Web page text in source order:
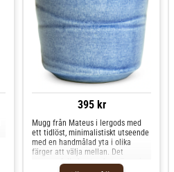
395 kr
Mugg från Mateus i lergods med
ett tidlöst, minimalistiskt utseende
med en handmålad yta i olika
färger att välja mellan. Det
omsorgsfulla hantverket gör varje